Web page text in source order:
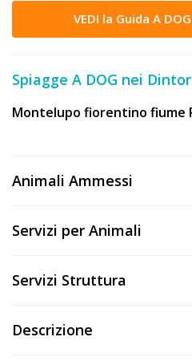
CHIEDI
CODICE
Video
Lavora
Noi
Attività
VEDI la Guida A DOG
Spiagge A DOG nei
Montelupo fiorentino fiume
Animali Ammessi
Servizi per Animali
Servizi Struttura
Descrizione